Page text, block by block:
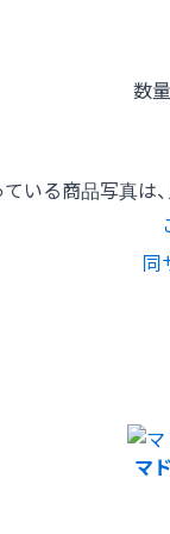
数量
いる商品写真は
同
マ